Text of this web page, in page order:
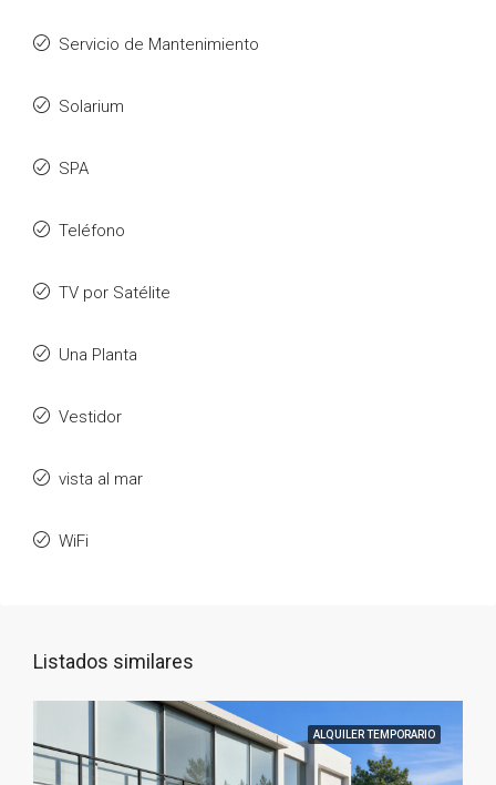
Servicio de Mantenimiento
Solarium
SPA
Teléfono
TV por Satélite
Una Planta
Vestidor
vista al mar
WiFi
Listados similares
ALQUILER TEMPORARIO